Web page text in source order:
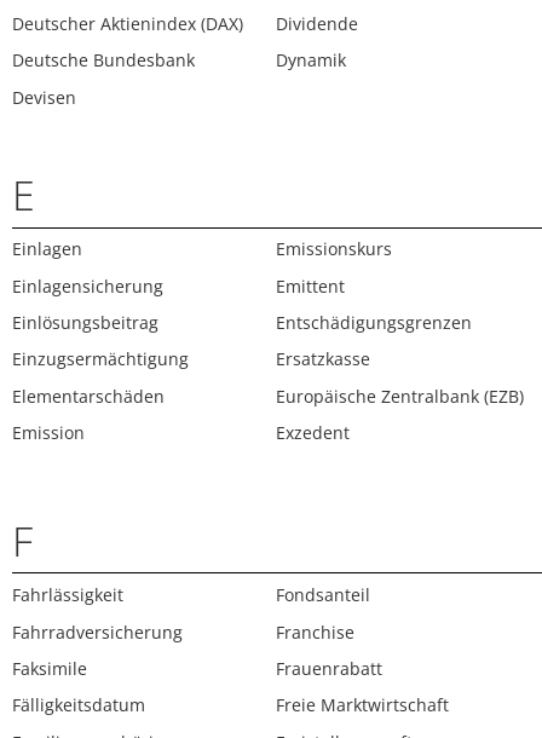
Deutscher Aktienindex (DAX)
Deutsche Bundesbank
Devisen
Dividende
Dynamik
E
Einlagen
Einlagensicherung
Einlösungsbeitrag
Einzugsermächtigung
Elementarschäden
Emission
Emissionskurs
Emittent
Entschädigungsgrenzen
Ersatzkasse
Europäische Zentralbank (EZB)
Exzedent
F
Fahrlässigkeit
Fahrradversicherung
Faksimile
Fälligkeitsdatum
Fondsanteil
Franchise
Frauenrabatt
Freie Marktwirtschaft